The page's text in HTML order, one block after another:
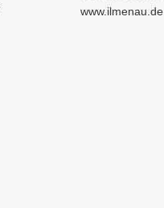
www.ilmenau.de